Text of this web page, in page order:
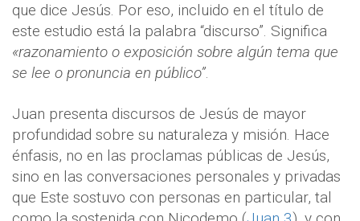
que dice Jesús. Por eso, incluido en el título de
este estudio está la palabra “discurso”. Significa
«razonamiento o exposición sobre algún tema que
se lee o pronuncia en público”.
Juan presenta discursos de Jesús de mayor
profundidad sobre su naturaleza y misión. Hace
énfasis, no en las proclamas públicas de Jesús,
sino en las conversaciones personales y privadas
que Este sostuvo con personas en particular, tal